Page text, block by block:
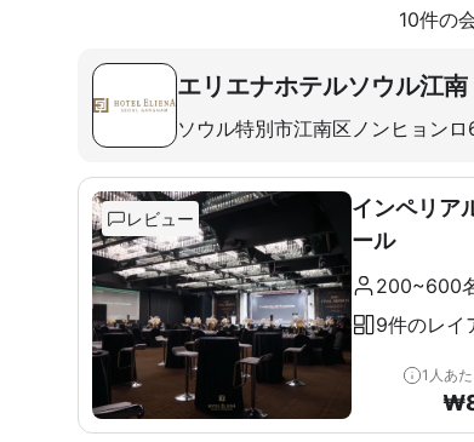
10件の
エリエナホテルソウル江南
ソウル特別市江南区ノンヒョン
レビュー
インペリア
ール
200~600
9件のレイ
1人あ
₩